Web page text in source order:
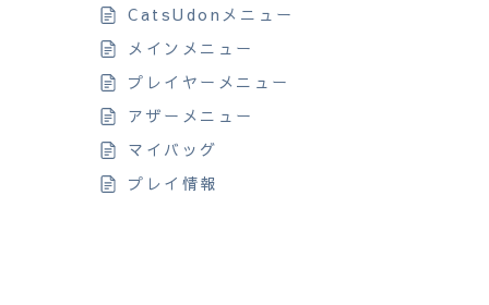
CatsUdonメニュー
メインメニュー
プレイヤーメニュー
アザーメニュー
マイバッグ
プレイ情報